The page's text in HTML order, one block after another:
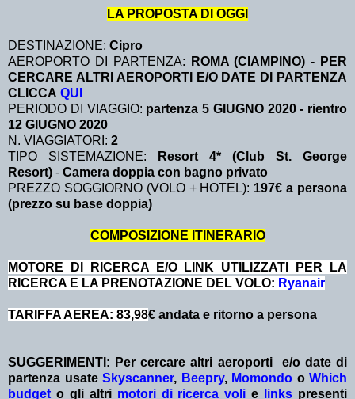
LA PROPOSTA DI OGGI
DESTINAZIONE: Cipro
AEROPORTO DI PARTENZA:
ROMA (CIAMPINO) - PER
CERCARE ALTRI AEROPORTI E/O DATE DI PARTENZA
CLICCA QUI
PERIODO DI VIAGGIO: partenza 5 GIUGNO 2020 - rientro
12 GIUGNO 2020
N. VIAGGIATORI: 2
TIPO SISTEMAZIONE:
Resort 4* (Club St. George
Resort) - Camera doppia con bagno privato
PREZZO SOGGIORNO (VOLO + HOTEL): 197€ a persona
(prezzo su base doppia)
COMPOSIZIONE ITINERARIO
MOTORE DI RICERCA E/O LINK UTILIZZATI PER LA
RICERCA E LA PRENOTAZIONE DEL VOLO: Ryanair
TARIFFA AEREA: 83,98€ andata e ritorno a persona
SUGGERIMENTI: Per cercare altri aeroporti e/o date di
partenza usate Skyscanner, Beepry, Momondo o Which
budget o gli altri motori di ricerca voli e links presenti